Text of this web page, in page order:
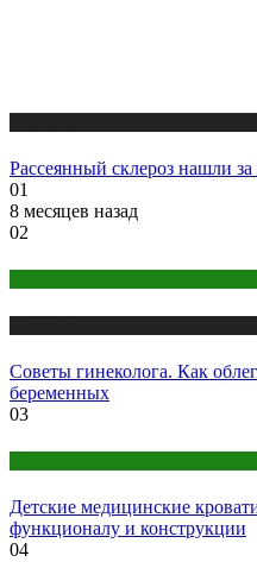
Рассеянный склероз нашли
01
8 месяцев назад
02
Советы гинеколога. Как
беременных
03
Детские медицинские
функционалу и конструкции
04